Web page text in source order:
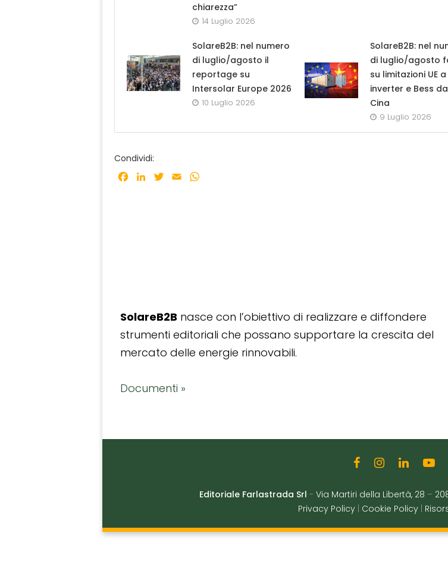
chiarezza”
14 Luglio 2026
SolareB2B: nel numero
di luglio/agosto il
reportage su
Intersolar Europe 2026
10 Luglio 2026
SolareB2B: nel
di luglio/agosto
su limitazioni UE a
inverter e Bess
Cina
9 Luglio 2026
Condividi:
Facebook
LinkedInTwitter
Email
SolareB2B nasce con l’obiettivo di realizzare e diffondere
strumenti editoriali che possano supportare la crescita del
mercato delle energie rinnovabili.
Documenti »
Editoriale Farlastrada Srl - Via Martiri della Libertà, 28 –
Privacy Policy
Cookie Policy